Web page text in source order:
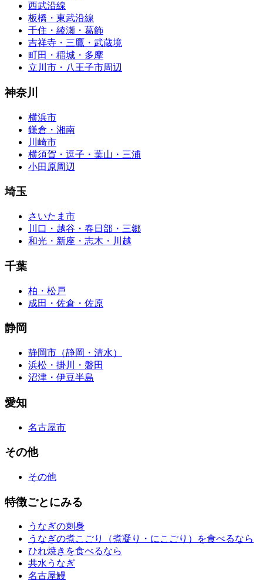
西武沿線
板橋・東武沿線
千住・綾瀬・葛飾
吉祥寺・三鷹・武蔵境
町田・稲城・多摩
立川市・八王子市周辺
神奈川
横浜市
鎌倉・湘南
川崎市
横須賀・逗子・葉山・三浦
小田原周辺
埼玉
さいたま市
川口・越谷・春日部・三郷
和光・新座・志木・川越
千葉
柏・松戸
成田・佐倉・佐原
静岡
静岡市（静岡・清水）
浜松・掛川・磐田
沼津・伊豆半島
愛知
名古屋市
その他
その他
特徴ごとにみる
うなぎの刺身
うなぎの煮こごり（煮凝り・にこごり）を食べるなら
ひれ焼きを食べるなら
共水うなぎ
名古屋鰻